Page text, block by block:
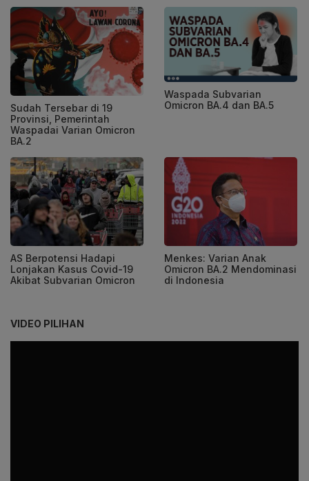
Sudah Tersebar di 19
Provinsi, Pemerintah
Waspadai Varian Omicron
BA.2
Waspada Subvarian
Omicron BA.4 dan BA.5
AS Berpotensi Hadapi
Lonjakan Kasus Covid-19
Akibat Subvarian Omicron
Menkes: Varian Anak
Omicron BA.2 Mendominasi
di Indonesia
VIDEO PILIHAN